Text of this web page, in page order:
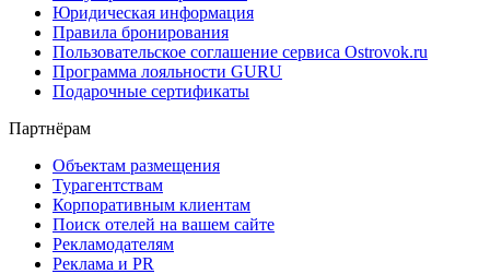
Юридическая информация
Правила бронирования
Пользовательское соглашение сервиса Ostrovok.ru
Программа лояльности GURU
Подарочные сертификаты
Партнёрам
Объектам размещения
Турагентствам
Корпоративным клиентам
Поиск отелей на вашем сайте
Рекламодателям
Реклама и PR